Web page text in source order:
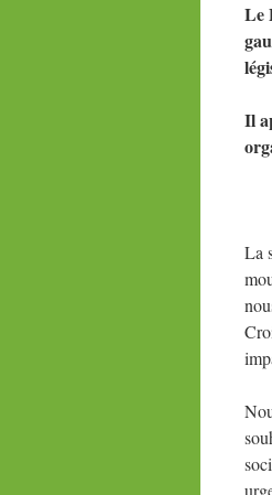
Le
Il
La